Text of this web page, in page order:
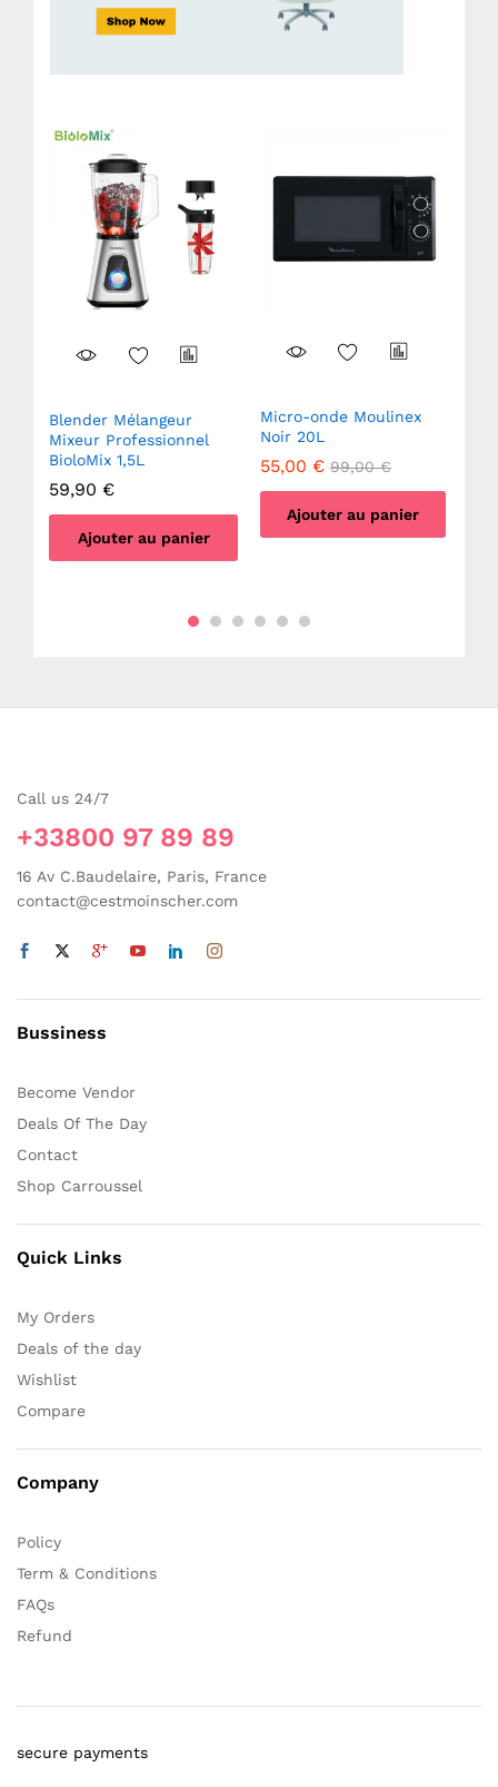
Blender Mélangeur
Mixeur Professionnel
BioloMix 1,5L
59,90 €
Ajouter au panier
Micro-onde Moulinex
Noir 20L
55,00 € 99,00€
Ajouter au panier
Call us 24/7
+33800 97 89 89
16 Av C.Baudelaire, Paris, France
contact@cestmoinscher.com
Bussiness
Become Vendor
Deals Of The Day
Contact
Shop Carroussel
Quick Links
My Orders
Deals of the day
Wishlist
Compare
Company
Policy
Term & Conditions
FAQs
Refund
secure payments